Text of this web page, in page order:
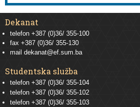
Dekanat
telefon +387 (0)36/ 355-100
fax +387 (0)36/ 355-130
mail dekanat@ef.sum.ba
Studentska služba
telefon +387 (0)36/ 355-104
telefon +387 (0)36/ 355-102
telefon +387 (0)36/ 355-103